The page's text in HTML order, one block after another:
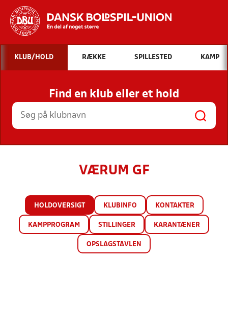
Hvad vil du søge efter?
INDHOLD OG NYHEDER
STILLINGER, RESULTATER, KLUBBER OG
HOLD
KLUB/HOLD RÆKKE SPILLESTED KAMP
Find en klub eller et hold
VÆRUM GF
HOLDOVERSIGT KLUBINFO KONTAKTER
KAMPPROGRAM STILLINGER KARANTÆNER
OPSLAGSTAVLEN